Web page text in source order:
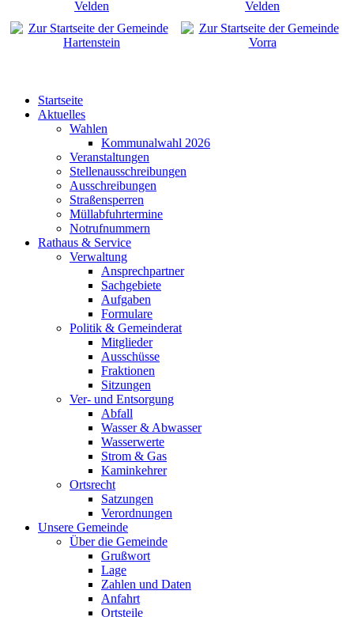
Startseite
Aktuelles
Wahlen
Kommunalwahl 2026
Veranstaltungen
Stellenausschreibungen
Ausschreibungen
Straßensperren
Müllabfuhrtermine
Notrufnummern
Rathaus & Service
Verwaltung
Ansprechpartner
Sachgebiete
Aufgaben
Formulare
Politik & Gemeinderat
Mitglieder
Ausschüsse
Fraktionen
Sitzungen
Ver- und Entsorgung
Abfall
Wasser & Abwasser
Wasserwerte
Strom & Gas
Kaminkehrer
Ortsrecht
Satzungen
Verordnungen
Unsere Gemeinde
Über die Gemeinde
Grußwort
Lage
Zahlen und Daten
Anfahrt
Ortsteile